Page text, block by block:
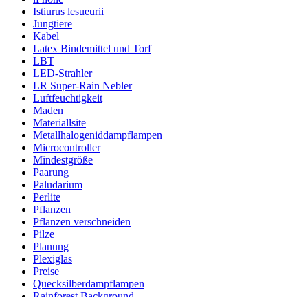
Istiurus lesueurii
Jungtiere
Kabel
Latex Bindemittel und Torf
LBT
LED-Strahler
LR Super-Rain Nebler
Luftfeuchtigkeit
Maden
Materiallsite
Metallhalogeniddampflampen
Microcontroller
Mindestgröße
Paarung
Paludarium
Perlite
Pflanzen
Pflanzen verschneiden
Pilze
Planung
Plexiglas
Preise
Quecksilberdampflampen